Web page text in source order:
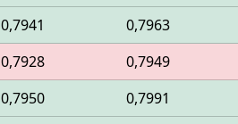
0,7941 0,7963
0,7928 0,7949
0,7950 0,7991